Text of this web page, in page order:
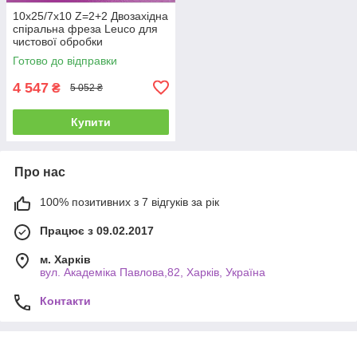
10х25/7х10 Z=2+2 Двозахідна
спіральна фреза Leuco для
чистової обробки
Готово до відправки
4 547 ₴ 5 052 ₴
Купити
Про нас
100% позитивних з 7 відгуків за рік
Працює з 09.02.2017
м. Харків
вул. Академіка Павлова,82, Харків, Україна
Контакти